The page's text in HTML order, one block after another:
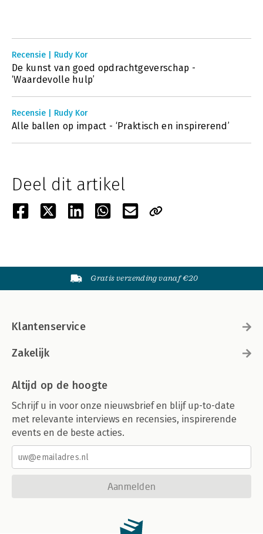
Recensie | Rudy Kor
De kunst van goed opdrachtgeverschap -
‘Waardevolle hulp’
Recensie | Rudy Kor
Alle ballen op impact - ‘Praktisch en inspirerend’
Deel dit artikel
Gratis verzending vanaf €20
Klantenservice
Zakelijk
Altijd op de hoogte
Schrijf u in voor onze nieuwsbrief en blijf up-to-date
met relevante interviews en recensies, inspirerende
events en de beste acties.
Aanmelden